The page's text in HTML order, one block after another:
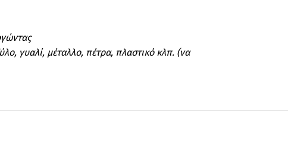
γυαλί, μέταλλο, πέτρα, πλαστικό κλπ. (να